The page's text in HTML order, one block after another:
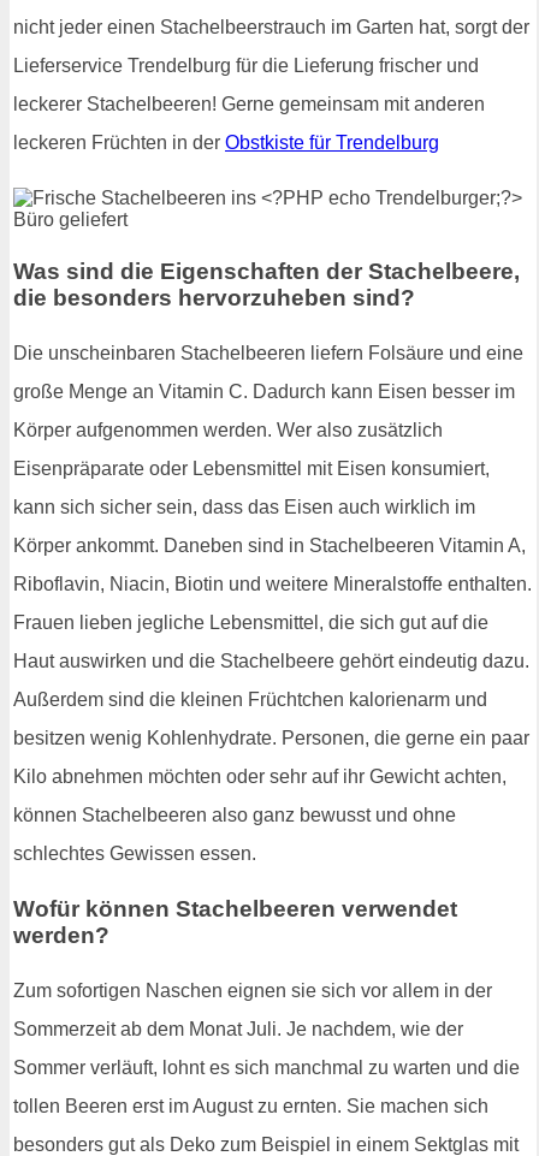
nicht jeder einen Stachelbeerstrauch im Garten hat, sorgt der
Lieferservice Trendelburg für die Lieferung frischer und
leckerer Stachelbeeren! Gerne gemeinsam mit anderen
leckeren Früchten in der Obstkiste für Trendelburg
Was sind die Eigenschaften der Stachelbeere,
die besonders hervorzuheben sind?
Die unscheinbaren Stachelbeeren liefern Folsäure und eine
große Menge an Vitamin C. Dadurch kann Eisen besser im
Körper aufgenommen werden. Wer also zusätzlich
Eisenpräparate oder Lebensmittel mit Eisen konsumiert,
kann sich sicher sein, dass das Eisen auch wirklich im
Körper ankommt. Daneben sind in Stachelbeeren Vitamin A,
Riboflavin, Niacin, Biotin und weitere Mineralstoffe enthalten.
Frauen lieben jegliche Lebensmittel, die sich gut auf die
Haut auswirken und die Stachelbeere gehört eindeutig dazu.
Außerdem sind die kleinen Früchtchen kalorienarm und
besitzen wenig Kohlenhydrate. Personen, die gerne ein paar
Kilo abnehmen möchten oder sehr auf ihr Gewicht achten,
können Stachelbeeren also ganz bewusst und ohne
schlechtes Gewissen essen.
Wofür können Stachelbeeren verwendet
werden?
Zum sofortigen Naschen eignen sie sich vor allem in der
Sommerzeit ab dem Monat Juli. Je nachdem, wie der
Sommer verläuft, lohnt es sich manchmal zu warten und die
tollen Beeren erst im August zu ernten. Sie machen sich
besonders gut als Deko zum Beispiel in einem Sektglas mit